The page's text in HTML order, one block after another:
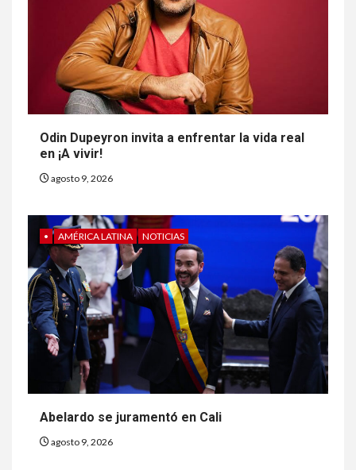
Odin Dupeyron invita a enfrentar la vida real
en ¡A vivir!
agosto 9, 2026
• AMÉRICA LATINA NOTICIAS
Abelardo se juramentó en Cali
agosto 9, 2026